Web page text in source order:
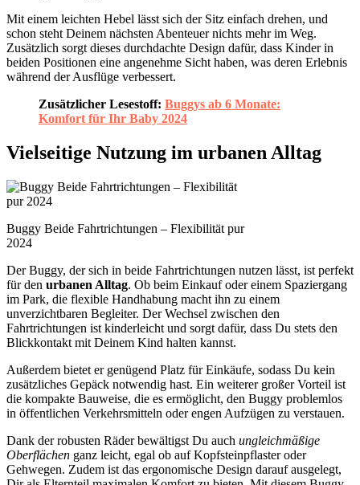
Mit einem leichten Hebel lässt sich der Sitz einfach drehen, und
schon steht Deinem nächsten Abenteuer nichts mehr im Weg.
Zusätzlich sorgt dieses durchdachte Design dafür, dass Kinder in
beiden Positionen eine angenehme Sicht haben, was deren Erlebnis
während der Ausflüge verbessert.
Zusätzlicher Lesestoff: Buggys ab 6 Monate:
Komfort für Ihr Baby 2024
Vielseitige Nutzung im urbanen Alltag
Buggy Beide Fahrtrichtungen – Flexibilität pur
2024
Der Buggy, der sich in beide Fahrtrichtungen nutzen lässt, ist perfekt
für den urbanen Alltag. Ob beim Einkauf oder einem Spaziergang
im Park, die flexible Handhabung macht ihn zu einem
unverzichtbaren Begleiter. Der Wechsel zwischen den
Fahrtrichtungen ist kinderleicht und sorgt dafür, dass Du stets den
Blickkontakt mit Deinem Kind halten kannst.
Außerdem bietet er genügend Platz für Einkäufe, sodass Du kein
zusätzliches Gepäck notwendig hast. Ein weiterer großer Vorteil ist
die kompakte Bauweise, die es ermöglicht, den Buggy problemlos
in öffentlichen Verkehrsmitteln oder engen Aufzügen zu verstauen.
Dank der robusten Räder bewältigst Du auch ungleichmäßige
Oberflächen ganz leicht, egal ob auf Kopfsteinpflaster oder
Gehwegen. Zudem ist das ergonomische Design darauf ausgelegt,